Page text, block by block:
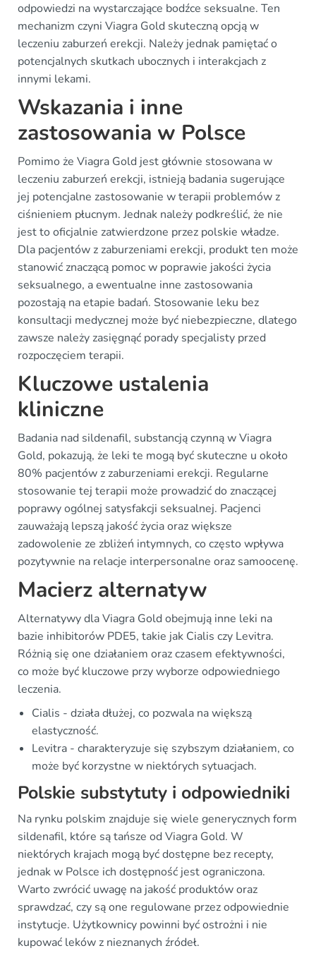
odpowiedzi na wystarczające bodźce seksualne. Ten
mechanizm czyni Viagra Gold skuteczną opcją w
leczeniu zaburzeń erekcji. Należy jednak pamiętać o
potencjalnych skutkach ubocznych i interakcjach z
innymi lekami.
Wskazania i inne
zastosowania w Polsce
Pomimo że Viagra Gold jest głównie stosowana w
leczeniu zaburzeń erekcji, istnieją badania sugerujące
jej potencjalne zastosowanie w terapii problemów z
ciśnieniem płucnym. Jednak należy podkreślić, że nie
jest to oficjalnie zatwierdzone przez polskie władze.
Dla pacjentów z zaburzeniami erekcji, produkt ten może
stanowić znaczącą pomoc w poprawie jakości życia
seksualnego, a ewentualne inne zastosowania
pozostają na etapie badań. Stosowanie leku bez
konsultacji medycznej może być niebezpieczne, dlatego
zawsze należy zasięgnąć porady specjalisty przed
rozpoczęciem terapii.
Kluczowe ustalenia
kliniczne
Badania nad sildenafil, substancją czynną w Viagra
Gold, pokazują, że leki te mogą być skuteczne u około
80% pacjentów z zaburzeniami erekcji. Regularne
stosowanie tej terapii może prowadzić do znaczącej
poprawy ogólnej satysfakcji seksualnej. Pacjenci
zauważają lepszą jakość życia oraz większe
zadowolenie ze zbliżeń intymnych, co często wpływa
pozytywnie na relacje interpersonalne oraz samoocenę.
Macierz alternatyw
Alternatywy dla Viagra Gold obejmują inne leki na
bazie inhibitorów PDE5, takie jak Cialis czy Levitra.
Różnią się one działaniem oraz czasem efektywności,
co może być kluczowe przy wyborze odpowiedniego
leczenia.
Cialis - działa dłużej, co pozwala na większą
elastyczność.
Levitra - charakteryzuje się szybszym działaniem, co
może być korzystne w niektórych sytuacjach.
Polskie substytuty i odpowiedniki
Na rynku polskim znajduje się wiele generycznych form
sildenafil, które są tańsze od Viagra Gold. W
niektórych krajach mogą być dostępne bez recepty,
jednak w Polsce ich dostępność jest ograniczona.
Warto zwrócić uwagę na jakość produktów oraz
sprawdzać, czy są one regulowane przez odpowiednie
instytucje. Użytkownicy powinni być ostrożni i nie
kupować leków z nieznanych źródeł.